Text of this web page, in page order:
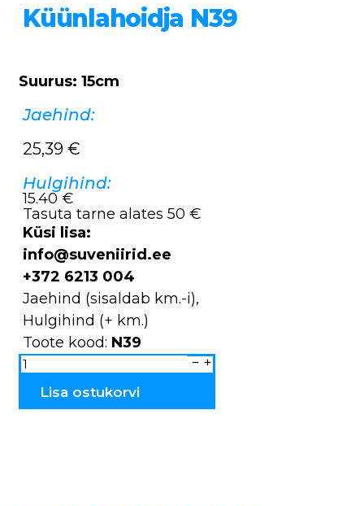
Küünlahoidja N39
Suurus: 15cm
Jaehind:
25,39 €
Hulgihind:
15.40 €
Tasuta tarne alates 50 €
Küsi lisa:
info@suveniirid.ee
+372 6213 004
Jaehind (sisaldab km.-i),
Hulgihind (+ km.)
Toote kood: N39
Maja
keraamiline
küünlahoidja
Lisa ostukorvi